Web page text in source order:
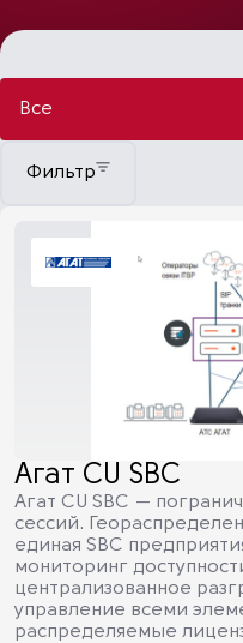
Все
Фильтр
Агат CU SBC
Агат CU SBC —
сессий.
единая SBC
мониторинг
централизованное
управление всеми
распределяемые